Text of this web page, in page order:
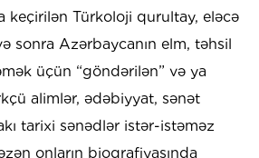
keçirilən Türkoloji qurultay, eləcə
sonra Azərbaycanın elm, təhsil
üçün “göndərilən” və ya
alimlər, ədəbiyyat, sənət
tarixi sənədlər istər-istəməz
onların bioqrafiyasında